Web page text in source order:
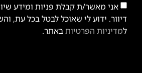
אני מאשר/ת קבלת פניות ומידע
דיוור. ידוע לי שאוכל לבטל בכל עת,
למדיניות הפרטיות באתר.